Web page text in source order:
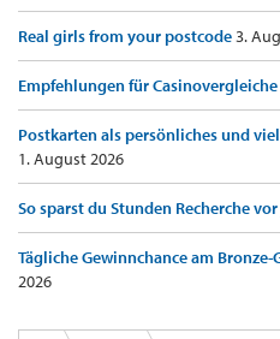
Real girls from your postcode3.
Empfehlungen für
Postkarten als persönliches und
1. August 2026
So sparst du Stunden Recherche
Tägliche Gewinnchance am
2026